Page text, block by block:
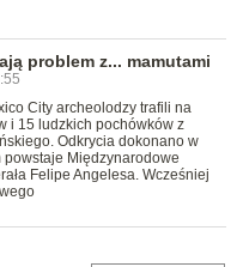
problem z... mamutami
City archeolodzy trafili na
i 15 ludzkich pochówków z
Odkrycia dokonano w
powstaje Międzynarodowe
Felipe Angelesa. Wcześniej